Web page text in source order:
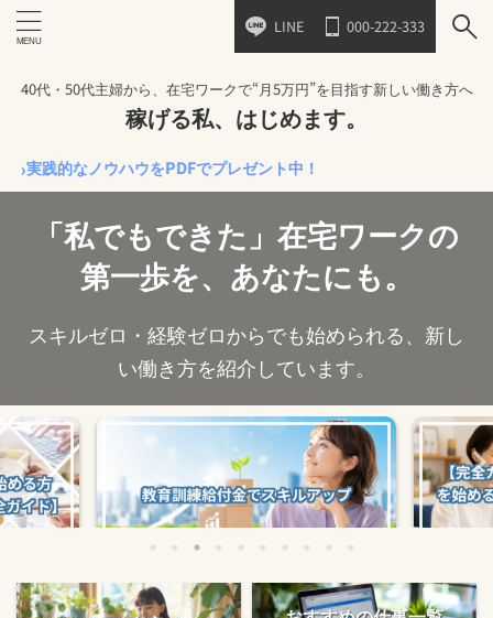
LINE 000-222-333
40代・50代主婦から、在宅ワークで“月5万円”を目指す新しい働き方へ
稼げる私、はじめます。
なノウハウをPDFでプレゼント中！
「私でもできた」在宅ワークの
第一歩を、あなたにも。
スキルゼロ・経験ゼロからでも始められる、新し
い働き方を紹介しています。
る方法
教育訓練給付金で賢くスキルアップする
【完全ガ